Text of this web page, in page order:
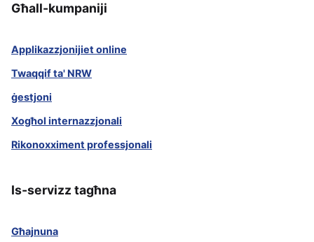
Għall-kumpaniji
Applikazzjonijiet online
Twaqqif ta' NRW
ġestjoni
Xogħol internazzjonali
Rikonoxximent professjonali
Is-servizz tagħna
Għajnuna